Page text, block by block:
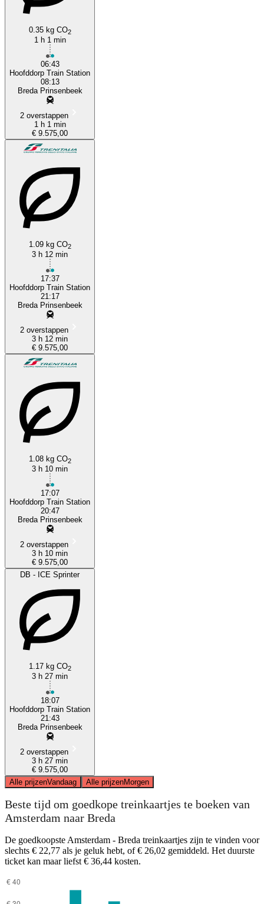
0.35 kg CO2
1 h 1 min
06:43
Hoofddorp Train Station
08:13
Breda Prinsenbeek
2 overstappen
1 h 1 min
€ 9.575,00
1.09 kg CO2
3 h 12 min
17:37
Hoofddorp Train Station
21:17
Breda Prinsenbeek
2 overstappen
3 h 12 min
€ 9.575,00
1.08 kg CO2
3 h 10 min
17:07
Hoofddorp Train Station
20:47
Breda Prinsenbeek
2 overstappen
3 h 10 min
€ 9.575,00
DB - ICE Sprinter
1.17 kg CO2
3 h 27 min
18:07
Hoofddorp Train Station
21:43
Breda Prinsenbeek
2 overstappen
3 h 27 min
€ 9.575,00
Alle prijzenVandaag Alle prijzenMorgen
Beste tijd om goedkope treinkaartjes te boeken van
Amsterdam naar Breda
De goedkoopste Amsterdam - Breda treinkaartjes zijn te vinden voor
slechts € 22,77 als je geluk hebt, of € 26,02 gemiddeld. Het duurste
ticket kan maar liefst € 36,44 kosten.